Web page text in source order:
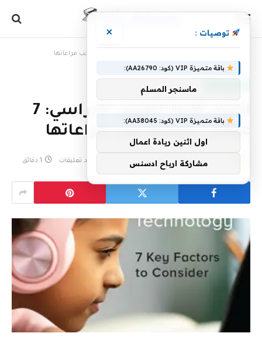
اختيار تقنية الفصل الدراسي: 7
عوامل رئيسية يجب مراعاتها
eshrag 30 أكتوبر، 2022 لا توجد تعليقات 1 دقائق
توصيات : ×
باقة متميزة VIP (كود: AA26790):
ماسنجر المسلم
باقة متميزة VIP (كود: AA38045):
اول اثنين ريادة اعمال
مشاركة ارباح ادسنس